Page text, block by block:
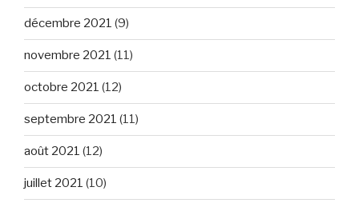
décembre 2021 (9)
novembre 2021 (11)
octobre 2021 (12)
septembre 2021 (11)
août 2021 (12)
juillet 2021 (10)